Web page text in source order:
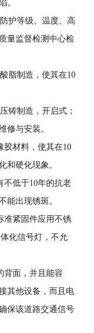
。
护等级、温度、高
量监督检测中心检
脂制造，使其在10
铸制造，开启式；
修与安装。
胶材料，使其在10
和硬化现象。
不低于10年的抗老
能出现锈斑。
准紧固件应用不锈
化信号灯，不允
背面，并且能容
其他设备，而且电
保该道路交通信号